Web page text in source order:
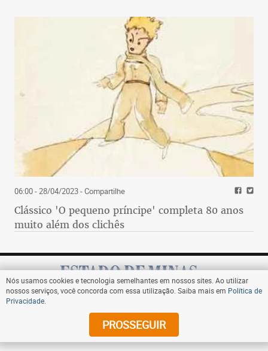
06:00 - 28/04/2023- Compartilhe
Clássico 'O pequeno príncipe' completa 80 anos
muito além dos clichês
Assine
Nós usamos cookies e tecnologia semelhantes em nossos sites. Ao utilizar
nossos serviços, você concorda com essa utilização. Saiba mais em Política de
Privacidade
PROSSEGUIR